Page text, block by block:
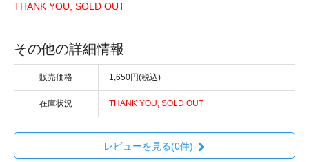
THANK YOU, SOLD OUT
その他の詳細情報
販売価格 1,650円(税込)
在庫状況 THANK YOU, SOLD OUT
レビューを見る(0件)